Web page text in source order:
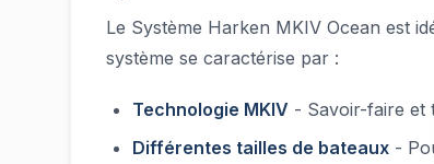
Le Système Harken MKIV Ocean est
système se caractérise par :
Technologie MKIV - Savoir-faire et
Différentes tailles de bateaux -